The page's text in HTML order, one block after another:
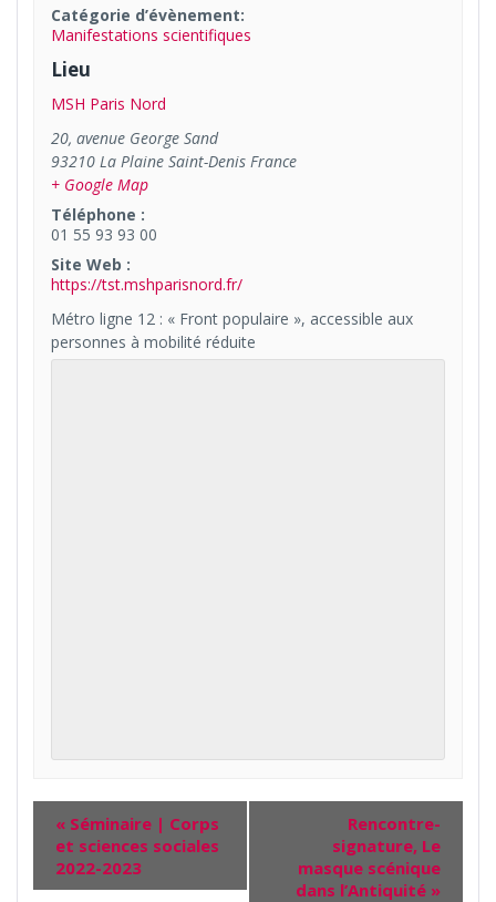
Catégorie d’évènement:
Manifestations scientifiques
Lieu
MSH Paris Nord
20, avenue George Sand
93210 La Plaine Saint-Denis France
+ Google Map
Téléphone :
01 55 93 93 00
Site Web :
https://tst.mshparisnord.fr/
Métro ligne 12 : « Front populaire », accessible aux
personnes à mobilité réduite
« Séminaire | Corps
et sciences sociales
2022-2023
Rencontre-
signature, Le
masque scénique
dans l’Antiquité »